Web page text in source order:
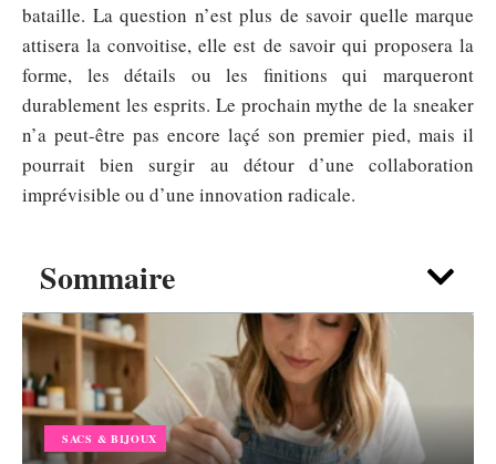
Sommaire
SACS & BIJOUX
bataille. La question n’est plus de savoir quelle marque
attisera la convoitise, elle est de savoir qui proposera la
forme, les détails ou les finitions qui marqueront
durablement les esprits. Le prochain mythe de la sneaker
n’a peut-être pas encore laçé son premier pied, mais il
pourrait bien surgir au détour d’une collaboration
imprévisible ou d’une innovation radicale.